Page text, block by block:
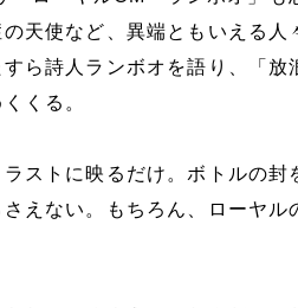
天使など、異端ともいえる人
ら詩人ランボオを語り、「放
くる。
ストに映るだけ。ボトルの封
えない。もちろん、ローヤル